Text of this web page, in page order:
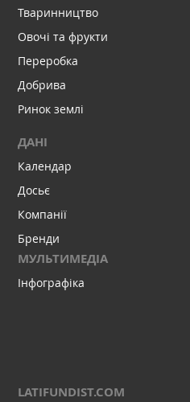
Тваринництво
Овочі та фрукти
Переробка
Добрива
Ринок землі
ДАНІ
Календар
Досьє
Компанії
Бренди
МУЛЬТИМЕДІА
Інфографіка
LATIFUNDIST.COM